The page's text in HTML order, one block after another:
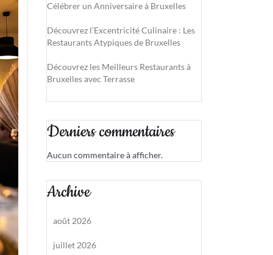
Célébrer un Anniversaire à Bruxelles
Découvrez l’Excentricité Culinaire : Les
Restaurants Atypiques de Bruxelles
Découvrez les Meilleurs Restaurants à
Bruxelles avec Terrasse
Derniers commentaires
Aucun commentaire à afficher.
Archive
août 2026
juillet 2026